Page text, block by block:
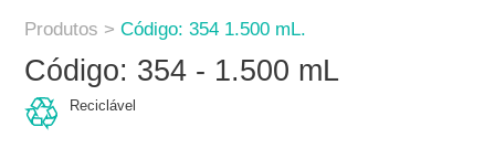
Produtos >Código: 354 1.500 mL.
Código: 354 - 1.500 mL
Reciclável